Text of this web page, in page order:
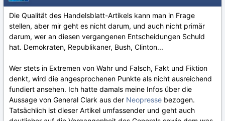
Die Qualität des Handelsblatt-Artikels kann man in Frage
stellen, aber mir geht es nicht darum, und auch nicht primär
darum, wer an diesen vergangenen Entscheidungen Schuld
hat. Demokraten, Republikaner, Bush, Clinton...
Wer stets in Extremen von Wahr und Falsch, Fakt und Fiktion
denkt, wird die angesprochenen Punkte als nicht ausreichend
fundiert ansehen. Ich hatte damals meine Infos über die
Aussage von General Clark aus der Neopresse bezogen.
Tatsächlich ist dieser Artikel umfassender und geht auch